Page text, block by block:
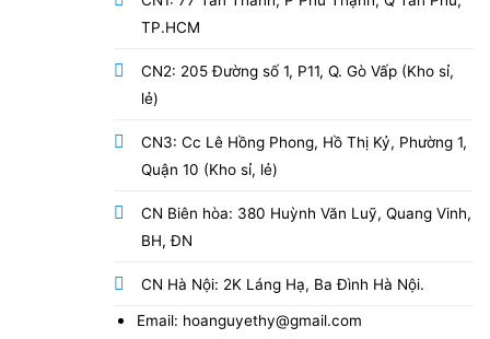
TP.HCM
CN2: 205 Đường số 1, P11, Q. Gò Vấp (Kho sỉ,
lẻ)
CN3: Cc Lê Hồng Phong, Hồ Thị Kỷ, Phường 1,
Quận 10 (Kho sỉ, lẻ)
CN Biên hòa: 380 Huỳnh Văn Luỹ, Quang Vinh,
BH, ĐN
CN Hà Nội: 2K Láng Hạ, Ba Đình Hà Nội.
Email: hoanguyethy@gmail.com